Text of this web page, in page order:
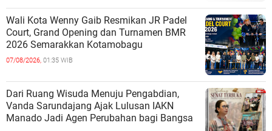
Wali Kota Wenny Gaib Resmikan JR Padel
Court, Grand Opening dan Turnamen BMR
2026 Semarakkan Kotamobagu
07/08/2026, 01:35 WIB
Dari Ruang Wisuda Menuju Pengabdian,
Vanda Sarundajang Ajak Lulusan IAKN
Manado Jadi Agen Perubahan bagi Bangsa